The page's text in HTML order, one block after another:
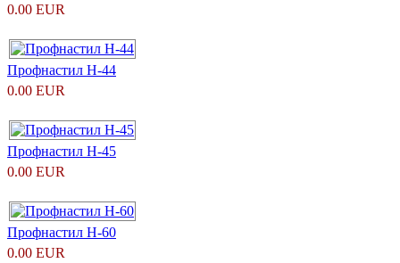
0.00 EUR
Профнастил H-44
0.00 EUR
Профнастил H-45
0.00 EUR
Профнастил H-60
0.00 EUR